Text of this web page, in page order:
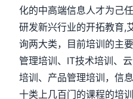
化的中高端信息人才为己
研发新兴行业的开拓教育,
询两大类，目前培训的主
管理培训、IT技术培训、
培训、产品管理培训，信
十类上几百门的课程的培